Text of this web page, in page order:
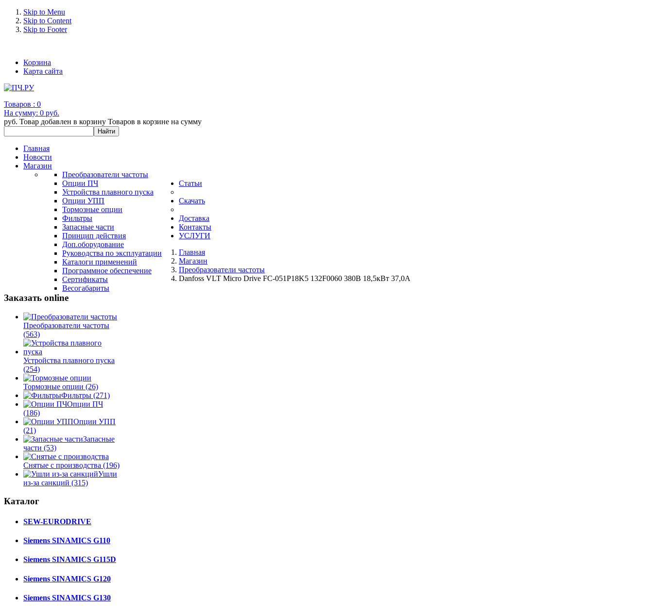
Skip to Menu
Skip to Content
Skip to Footer
Корзина
Карта сайта
Товаров : 0
На сумму: 0 руб.
руб. Товар добавлен в корзину Товаров в корзине на сумму
Главная
Новости
Магазин
Преобразователи частоты
Опции ПЧ
Устройства плавного пуска
Опции УПП
Тормозные опции
Фильтры
Запасные части
Статьи
Принцип действия
Доп.оборудование
Скачать
Руководства по эксплуатации
Каталоги применений
Программное обеспечение
Сертификаты
Весогабариты
Доставка
Контакты
УСЛУГИ
Главная
Магазин
Преобразователи частоты
Danfoss VLT Micro Drive FC-051P18K5 132F0060 380В 18,5кВт 37,0А
Заказать online
Преобразователи частоты
(563)
Устройства плавного пуска
(254)
Тормозные опции (26)
Фильтры (271)
Опции ПЧ
(186)
Опции УПП
(21)
Запасные
части (53)
Снятые с производства (196)
Ушли
из-за санкций (315)
Каталог
SEW-EURODRIVE
Siemens SINAMICS G110
Siemens SINAMICS G115D
Siemens SINAMICS G120
Siemens SINAMICS G130